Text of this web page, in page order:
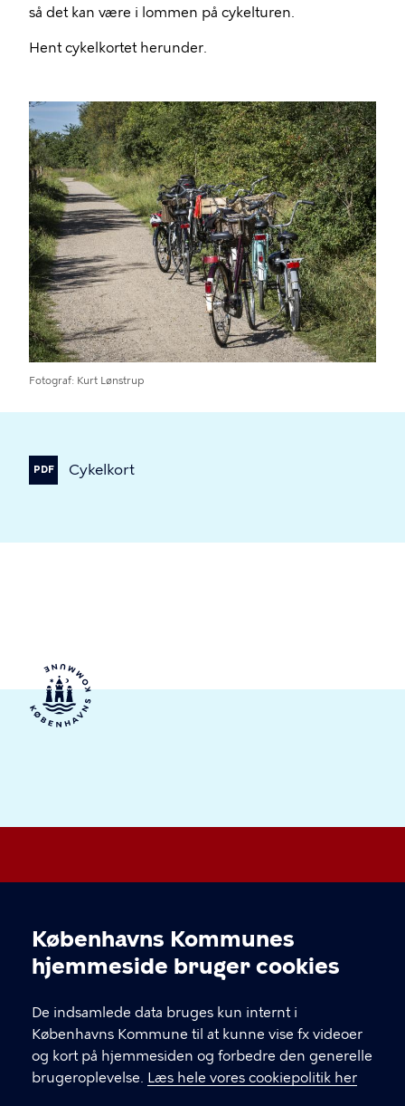
Cookieindstillinger
Københavns Kommunes
hjemmeside bruger cookies
De indsamlede data bruges kun internt i
Københavns Kommune til at kunne vise fx videoer
og kort på hjemmesiden og forbedre den generelle
brugeroplevelse. Læs hele vores cookiepolitik her
så det kan være i lommen på cykelturen.
Hent cykelkortet herunder.
Billede
Fotograf Kurt Lønstrup
PDF Cykelkort
KONTAKT
FishTank Social Hub, Ingerslevsgade 44, 1705
København V.
vesterbrolokaludvalg@okf.kk.dk